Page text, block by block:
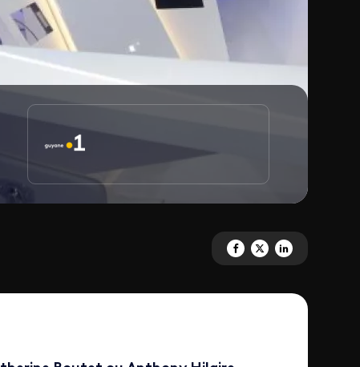
Partagez 'RENTREE 2018-
Partagez 'RENTREE
Partagez